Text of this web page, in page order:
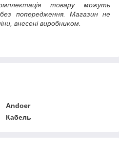
товару можуть
попередження. Магазин не
внесені виробником.
Andoer
Кабель